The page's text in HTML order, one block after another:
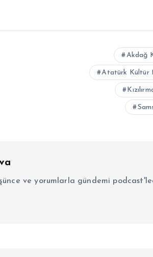
Akdağ
Atatürk Kültür
ve yorumlarla gündemi